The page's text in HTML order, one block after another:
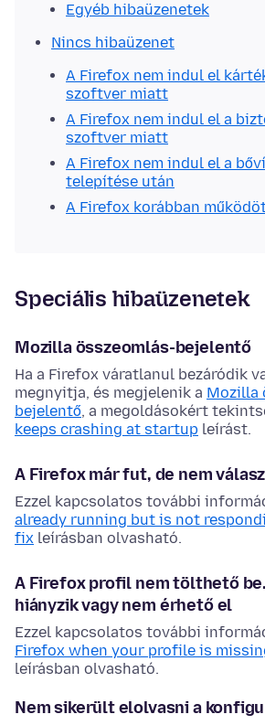
Egyéb hibaüzenetek
Nincs hibaüzenet
A Firefox nem indul el
szoftver miatt
A Firefox nem indul el a
szoftver miatt
A Firefox nem indul el a
telepítése után
A Firefox korábban
Speciális hibaüzenetek
Mozilla összeomlás-bejelentő
Ha a Firefox váratlanul bezáródik
megnyitja, és megjelenik a Mozilla
bejelentő, a megoldásokért
keeps crashing at startup leírást.
A Firefox már fut, de nem
Ezzel kapcsolatos további
already running but is not
fix leírásban olvasható.
A Firefox profil nem tölthető
hiányzik vagy nem érhető el
Ezzel kapcsolatos további
Firefox when your profile is
leírásban olvasható.
Nem sikerült elolvasni a